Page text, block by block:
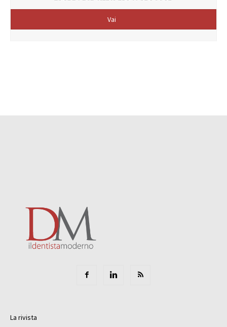
Vai
La rivista